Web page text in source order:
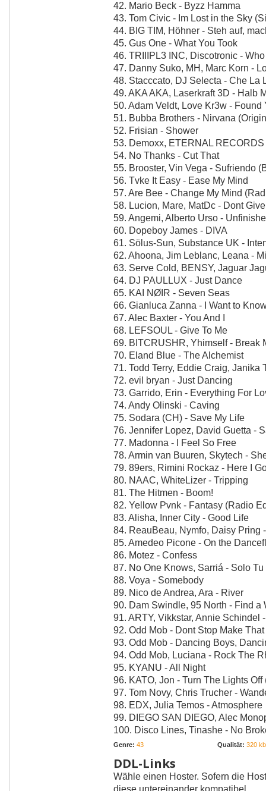
42. Mario Beck - Byzz Hamma
43. Tom Civic - Im Lost in the Sky
44. BIG TIM, Höhner - Steh auf,
45. Gus One - What You Took
46. TRIIIPL3 INC, Discotronic -
47. Danny Suko, MH, Marc Korn -
48. Stacccato, DJ Selecta - Che La
49. AKA AKA, Laserkraft 3D - Halb
50. Adam Veldt, Love Kr3w - Found
51. Bubba Brothers - Nirvana
52. Frisian - Shower
53. Demoxx, ETERNAL RECORDS
54. No Thanks - Cut That
55. Brooster, Vin Vega - Sufriendo
56. Tvke It Easy - Ease My Mind
57. Are Bee - Change My Mind
58. Lucion, Mare, MatDc - Dont
59. Angemi, Alberto Urso -
60. Dopeboy James - DIVA
61. Sölus-Sun, Substance UK -
62. Ahoona, Jim Leblanc, Leana -
63. Serve Cold, BENSY, Jaguar
64. DJ PAULLUX - Just Dance
65. KAI NØIR - Seven Seas
66. Gianluca Zanna - I Want to
67. Alec Baxter - You And I
68. LEFSOUL - Give To Me
69. BITCRUSHR, Yhimself - Break
70. Eland Blue - The Alchemist
71. Todd Terry, Eddie Craig, Janika
72. evil bryan - Just Dancing
73. Garrido, Erin - Everything For
74. Andy Olinski - Caving
75. Sodara (CH) - Save My Life
76. Jennifer Lopez, David Guetta -
77. Madonna - I Feel So Free
78. Armin van Buuren, Skytech -
79. 89ers, Rimini Rockaz - Here I
80. NAAC, WhiteLizer - Tripping
81. The Hitmen - Boom!
82. Yellow Pvnk - Fantasy (Radio
83. Alisha, Inner City - Good Life
84. ReauBeau, Nymfo, Daisy Pring
85. Amedeo Picone - On the
86. Motez - Confess
87. No One Knows, Sarriá - Solo Tu
88. Voya - Somebody
89. Nico de Andrea, Ara - River
90. Dam Swindle, 95 North - Find a
91. ARTY, Vikkstar, Annie Schindel
92. Odd Mob - Dont Stop Make
93. Odd Mob - Dancing Boys,
94. Odd Mob, Luciana - Rock The
95. KYANU - All Night
96. KATO, Jon - Turn The Lights
97. Tom Novy, Chris Trucher -
98. EDX, Julia Temos - Atmosphere
99. DIEGO SAN DIEGO, Alec
100. Disco Lines, Tinashe - No
Genre: 43 Qualität: 320
DDL-Links
Wähle einen Hoster. Sofern die
diese untereinander kompatibel.